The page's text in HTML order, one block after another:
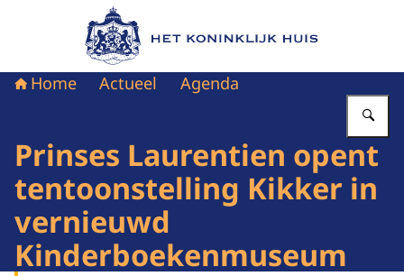
Naar de homepage van Het Koninklijk Huis
Home Actueel Agenda
Prinses Laurentien opent
tentoonstelling Kikker in
vernieuwd
Kinderboekenmuseum